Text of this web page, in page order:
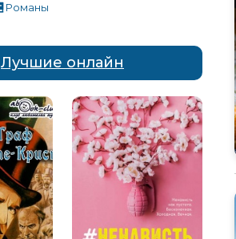
Романы
Лучшие онлайн